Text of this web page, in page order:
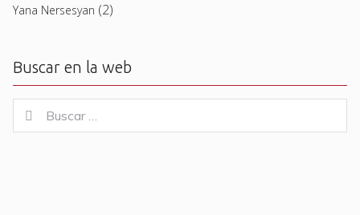
Yana Nersesyan (2)
Buscar en la web
for:
Buscar